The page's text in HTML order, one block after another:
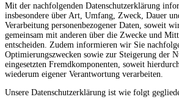
Mit der nachfolgenden Datenschutzerklärung
insbesondere über Art, Umfang, Zweck, Dauer
Verarbeitung personenbezogener Daten, soweit
gemeinsam mit anderen über die Zwecke und
entscheiden. Zudem informieren wir Sie
Optimierungszwecken sowie zur Steigerung der
eingesetzten Fremdkomponenten, soweit
wiederum eigener Verantwortung verarbeiten.
Unsere Datenschutzerklärung ist wie folgt